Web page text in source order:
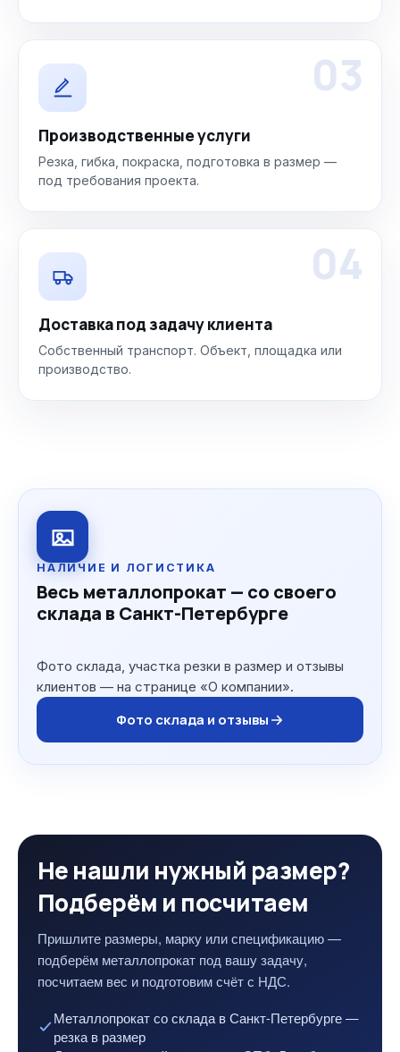
03
Производственные услуги
Резка, гибка, покраска, подготовка в размер —
под требования проекта.
04
Доставка под задачу клиента
Собственный транспорт. Объект, площадка или
производство.
НАЛИЧИЕ И ЛОГИСТИКА
Весь металлопрокат — со своего
склада в Санкт-Петербурге
Фото склада, участка резки в размер и отзывы
клиентов — на странице «О компании».
Фото склада и отзывы
Не нашли нужный размер?
Подберём и посчитаем
Пришлите размеры, марку или спецификацию —
подберём металлопрокат под вашу задачу,
посчитаем вес и подготовим счёт с НДС.
Металлопрокат со склада в Санкт-Петербурге —
резка в размер